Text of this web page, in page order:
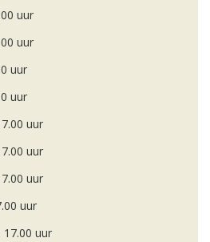
uur
uur
uur
uur
uur
uur
uur
uur
uur